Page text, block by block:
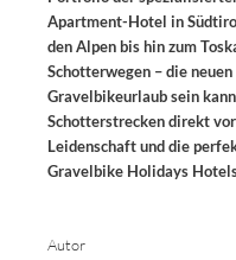
Apartment-Hotel in
den Alpen bis hin zum
Schotterwegen – die
Gravelbikeurlaub sein
Schotterstrecken direkt
Leidenschaft und die
Gravelbike Holidays
Autor